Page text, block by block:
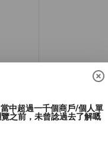
中超過一千個商戶/個人單
之前，未曾諗過去了解嘅